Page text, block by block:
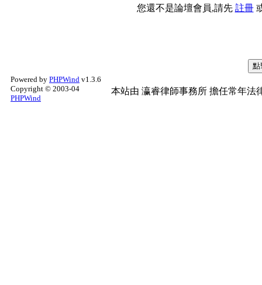
您還不是論壇會員,請先 註冊
Powered by PHPWind v1.3.6
Copyright © 2003-04
PHPWind
本站由 瀛睿律師事務所 擔任常年法